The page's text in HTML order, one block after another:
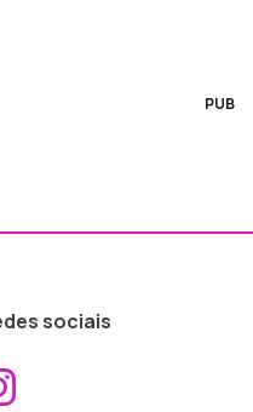
PUB
sociais
ao